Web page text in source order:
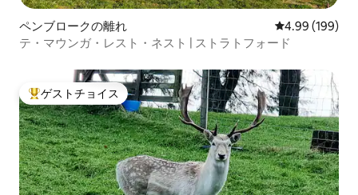
ペンブロークの離れ レビュー199
4.99 (199)
テ・マウンガ・レスト・ネスト | ストラトフォード
大好評のゲストチョイスです。
ゲストチョイス